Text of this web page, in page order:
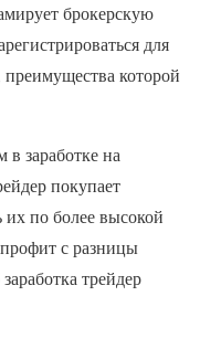
брокерскую
для
которой
заработке на
покупает
по более высокой
с разницы
трейдер